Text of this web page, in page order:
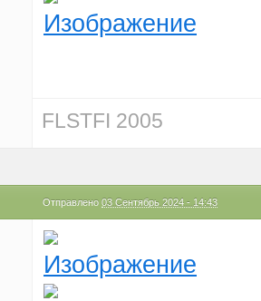
FLSTFI 2005
Отправлено 03 Сентябрь 2024 - 14:43